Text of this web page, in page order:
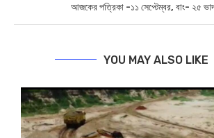
আজকের পত্রিকা -১১ সেপ্টেম্বর, বাং- ২৫
YOU MAY ALSO LIKE